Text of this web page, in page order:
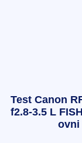
Test Canon
f2.8-3.5 L
ovni